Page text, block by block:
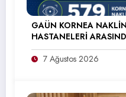
GAÜN KORNEA
HASTANELERİ
7 Ağustos 2026